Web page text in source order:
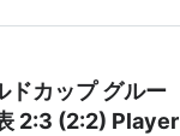
カップ グルー
2:3 (2:2) Player